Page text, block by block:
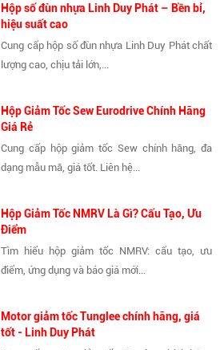
Hộp số đùn nhựa Linh Duy Phát – Bền bỉ,
hiệu suất cao
Cung cấp hộp số đùn nhựa Linh Duy Phát chất
lượng cao, chịu tải lớn,...
Hộp Giảm Tốc Sew Eurodrive Chính Hãng
Giá Rẻ
Cung cấp hộp giảm tốc Sew chính hãng, đa
dạng mẫu mã, giá tốt. Liên hệ...
Hộp Giảm Tốc NMRV Là Gì? Cấu Tạo, Ưu
Điểm
Tìm hiểu hộp giảm tốc NMRV: cấu tạo, ưu
điểm, ứng dụng và báo giá mới...
Motor giảm tốc Tunglee chính hãng, giá
tốt - Linh Duy Phát